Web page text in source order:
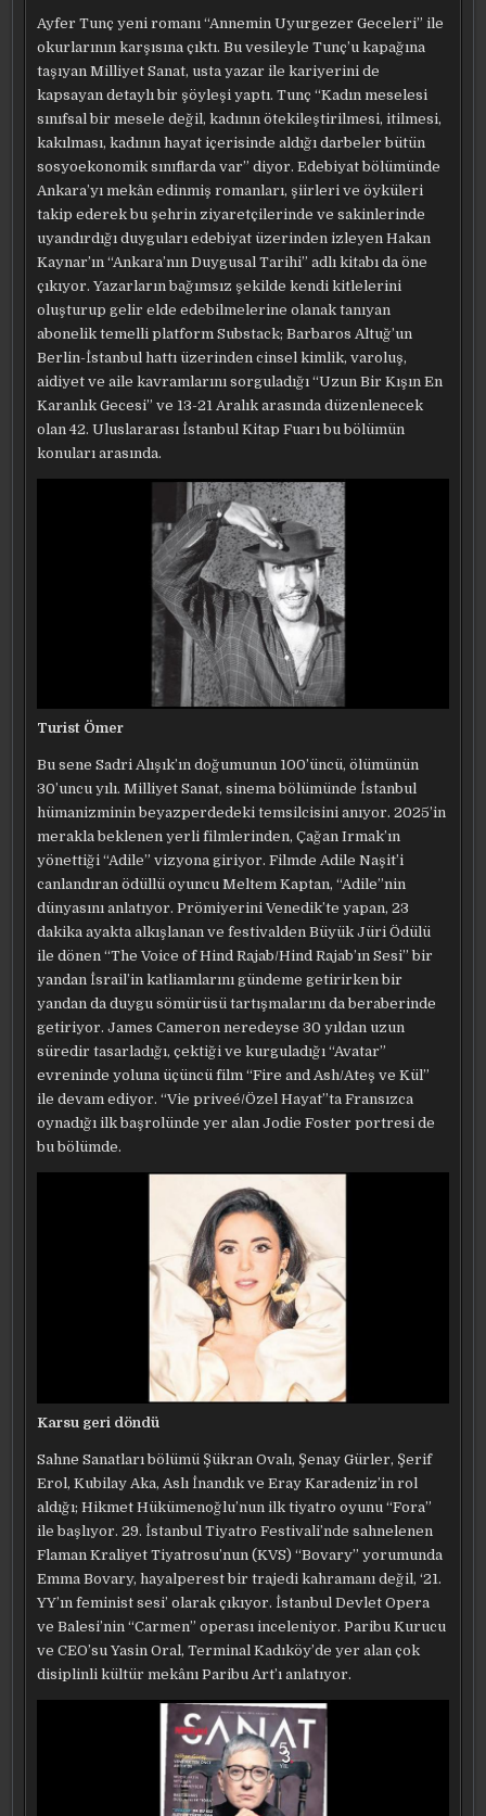
Ayfer Tunç yeni romanı “Annemin Uyurgezer Geceleri” ile
okurlarının karşısına çıktı. Bu vesileyle Tunç’u kapağına
taşıyan Milliyet Sanat, usta yazar ile kariyerini de
kapsayan detaylı bir şöyleşi yaptı. Tunç “Kadın meselesi
sınıfsal bir mesele değil, kadının ötekileştirilmesi, itilmesi,
kakılması, kadının hayat içerisinde aldığı darbeler bütün
sosyoekonomik sınıflarda var” diyor. Edebiyat bölümünde
Ankara’yı mekân edinmiş romanları, şiirleri ve öyküleri
takip ederek bu şehrin ziyaretçilerinde ve sakinlerinde
uyandırdığı duyguları edebiyat üzerinden izleyen Hakan
Kaynar’ın “Ankara’nın Duygusal Tarihi” adlı kitabı da öne
çıkıyor. Yazarların bağımsız şekilde kendi kitlelerini
oluşturup gelir elde edebilmelerine olanak tanıyan
abonelik temelli platform Substack; Barbaros Altuğ’un
Berlin-İstanbul hattı üzerinden cinsel kimlik, varoluş,
aidiyet ve aile kavramlarını sorguladığı “Uzun Bir Kışın En
Karanlık Gecesi” ve 13-21 Aralık arasında düzenlenecek
olan 42. Uluslararası İstanbul Kitap Fuarı bu bölümün
konuları arasında.
Turist Ömer
Bu sene Sadri Alışık’ın doğumunun 100’üncü, ölümünün
30’uncu yılı. Milliyet Sanat, sinema bölümünde İstanbul
hümanizminin beyazperdedeki temsilcisini anıyor. 2025’in
merakla beklenen yerli filmlerinden, Çağan Irmak’ın
yönettiği “Adile” vizyona giriyor. Filmde Adile Naşit’i
canlandıran ödüllü oyuncu Meltem Kaptan, “Adile”nin
dünyasını anlatıyor. Prömiyerini Venedik’te yapan, 23
dakika ayakta alkışlanan ve festivalden Büyük Jüri Ödülü
ile dönen “The Voice of Hind Rajab/Hind Rajab’ın Sesi” bir
yandan İsrail’in katliamlarını gündeme getirirken bir
yandan da duygu sömürüsü tartışmalarını da beraberinde
getiriyor. James Cameron neredeyse 30 yıldan uzun
süredir tasarladığı, çektiği ve kurguladığı “Avatar”
evreninde yoluna üçüncü film “Fire and Ash/Ateş ve Kül”
ile devam ediyor. “Vie priveé/Özel Hayat”ta Fransızca
oynadığı ilk başrolünde yer alan Jodie Foster portresi de
bu bölümde.
Karsu geri döndü
Sahne Sanatları bölümü Şükran Ovalı, Şenay Gürler, Şerif
Erol, Kubilay Aka, Aslı İnandık ve Eray Karadeniz’in rol
aldığı; Hikmet Hükümenoğlu’nun ilk tiyatro oyunu “Fora”
ile başlıyor. 29. İstanbul Tiyatro Festivali’nde sahnelenen
Flaman Kraliyet Tiyatrosu’nun (KVS) “Bovary” yorumunda
Emma Bovary, hayalperest bir trajedi kahramanı değil, ‘21.
YY’ın feminist sesi’ olarak çıkıyor. İstanbul Devlet Opera
ve Balesi’nin “Carmen” operası inceleniyor. Paribu Kurucu
ve CEO’su Yasin Oral, Terminal Kadıköy’de yer alan çok
disiplinli kültür mekânı Paribu Art’ı anlatıyor.